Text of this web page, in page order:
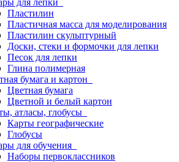
для лепки
Пластилин
Пластичная масса для моделирования
Пластилин скульптурный
Доски, стеки и формочки для лепки
Песок для лепки
Глина полимерная
бумага и картон
Цветная бумага
Цветной и белый картон
атласы, глобусы
Карты географические
Глобусы
для обучения
Наборы первоклассников